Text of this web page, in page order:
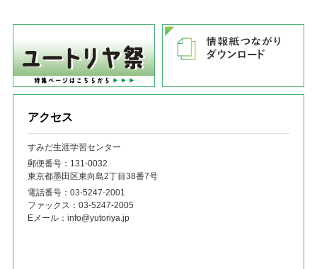
アクセス
すみだ生涯学習センター
郵便番号：131‐0032
東京都墨田区東向島2丁目38番7号
電話番号： 03-5247-2001
ファックス： 03-5247-2005
Eメール： info@yutoriya.jp